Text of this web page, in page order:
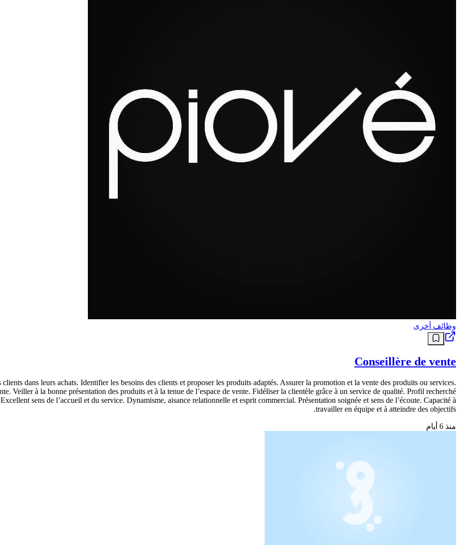
وظائف أخرى
Conseillère de vente
dans leurs achats. Identifier les besoins des clients et proposer les produits adaptés. Assurer la promotion et la vente des produits ou services.
Veiller à la bonne présentation des produits et à la tenue de l’espace de vente. Fidéliser la clientèle grâce à un service de qualité. Profil recherché
sens de l’accueil et du service. Dynamisme, aisance relationnelle et esprit commercial. Présentation soignée et sens de l’écoute. Capacité à
travailler en équipe et à atteindre des objectifs.
منذ 6 أيام